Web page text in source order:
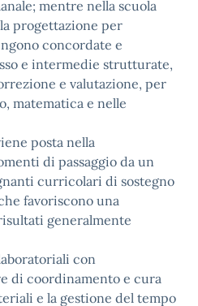
mentre nella scuola
progettazione per
concordate e
e intermedie strutturate,
e valutazione, per
matematica e nelle
posta nella
di passaggio da un
curricolari di sostegno
favoriscono una
generalmente
con
di coordinamento e cura
e la gestione del tempo